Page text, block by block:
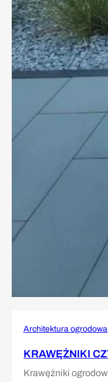
Architektura ogrodowa
KRAWĘŻNIKI
Krawężniki